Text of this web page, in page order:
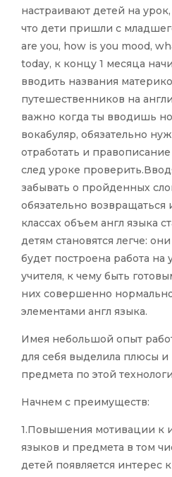
настраивают детей на
что дети пришли с
are you, how is you mood,
today, к концу 1 месяца
вводить названия
путешественников на
важно когда ты вводишь
вокабуляр, обязательно
отработать и
след уроке
забывать о пройденных
обязательно возвращаться
классах объем англ языка
детям становятся легче:
будет построена работа на
учителя, к чему быть
них совершенно
элементами англ языка.
Имея небольшой опыт
для себя выделила плюсы
предмета по этой
Начнем с преимуществ:
1.Повышения мотивации к
языков и предмета в том
детей появляется интерес